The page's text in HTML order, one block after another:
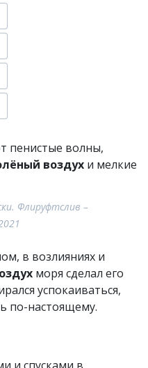
пенистые волны,
воздух и мелкие
Флируфтслив –
в возлияниях и
моря сделал его
успокаиваться,
по-настоящему.